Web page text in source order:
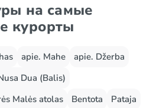
на самые
курорты
apie. Mahe
apie. Džerba
Dua (Balis)
Malės atolas Bentota
Pataja